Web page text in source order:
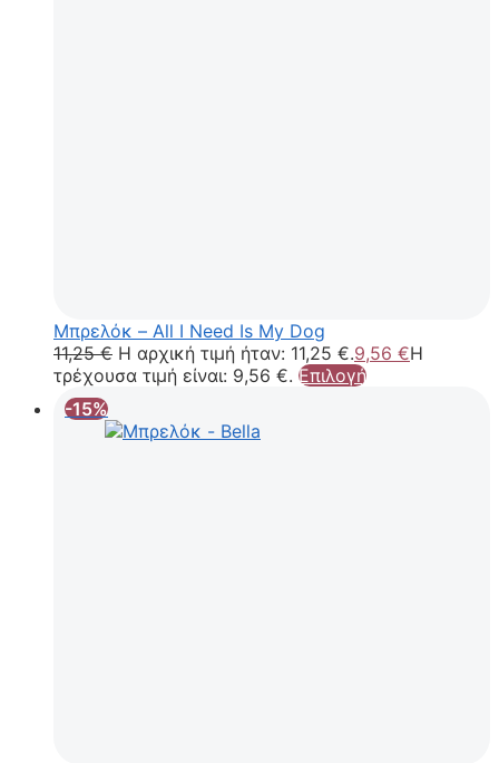
Μπρελόκ – All I Need Is My Dog
11,25€ Η αρχική τιμή ήταν: 11,25 €.9,56 €Η
τρέχουσα τιμή είναι: 9,56 €. Επιλογή
-15%